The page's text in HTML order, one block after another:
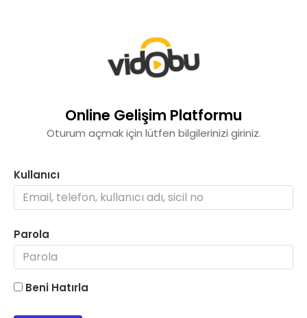
Online Gelişim Platformu
Oturum açmak için lütfen bilgilerinizi giriniz.
Kullanıcı
Parola
Beni Hatırla